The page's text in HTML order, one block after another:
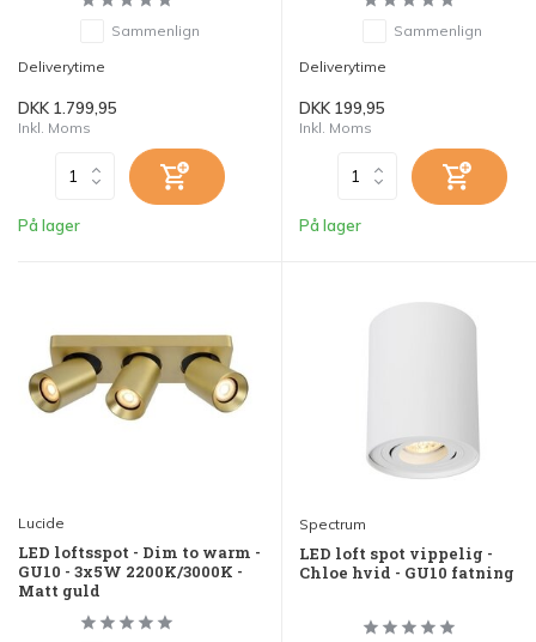
Sammenlign
Deliverytime
DKK 1.799,95
Inkl. Moms
På lager
Sammenlign
Deliverytime
DKK 199,95
Inkl. Moms
På lager
Lucide
LED loftsspot - Dim to warm -
GU10 - 3x5W 2200K/3000K -
Matt guld
Spectrum
LED loft spot vippelig -
Chloe hvid - GU10 fatning